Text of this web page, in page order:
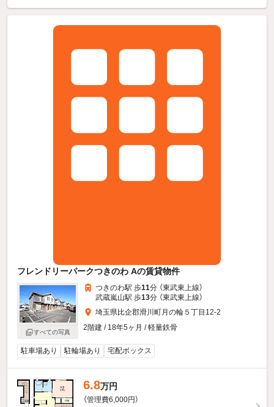
フレンドリーパークつきのわ Aの賃貸物件
すべての写真
つきのわ駅 歩11分 （東武東上線）
武蔵嵐山駅 歩13分 （東武東上線）
埼玉県比企郡滑川町月の輪５丁目12-2
2階建 / 18年5ヶ月 / 軽量鉄骨
駐車場あり 駐輪場あり 宅配ボックス
6.8万円
（管理費6,000円）